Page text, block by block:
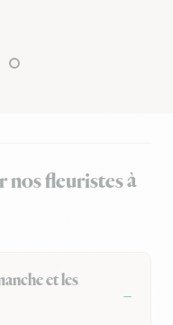
nos fleuristes à
et les